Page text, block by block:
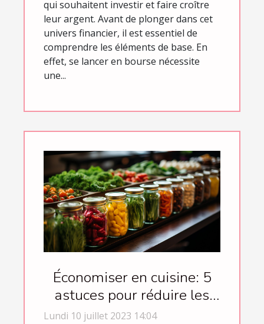
qui souhaitent investir et faire croître
leur argent. Avant de plonger dans cet
univers financier, il est essentiel de
comprendre les éléments de base. En
effet, se lancer en bourse nécessite
une...
Économiser en cuisine: 5
astuces pour réduire les
coûts alimentaires
Lundi 10 juillet 2023 14:04